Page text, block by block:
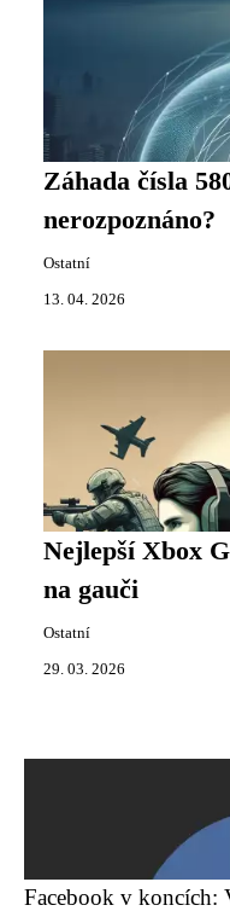
Záhada čísla
nerozpoznáno?
Ostatní
13. 04. 2026
Nejlepší Xbox
na gauči
Ostatní
29. 03. 2026
Facebook v koncích: